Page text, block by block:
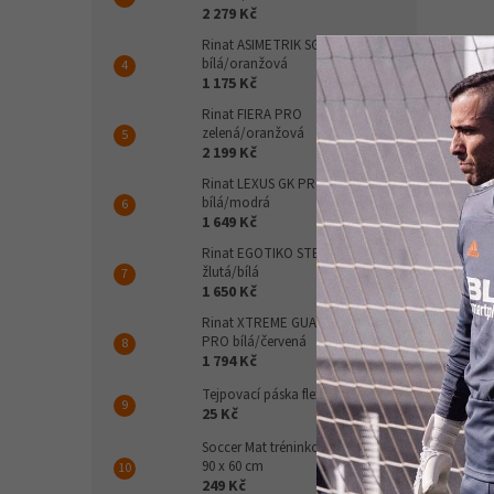
2 279 Kč
Rinat ASIMETRIK SGR
bílá/oranžová
1 175 Kč
Rinat FIERA PRO
zelená/oranžová
2 199 Kč
Rinat LEXUS GK PRO
bílá/modrá
1 649 Kč
Rinat EGOTIKO STELLAR PRO
žlutá/bílá
1 650 Kč
Rinat XTREME GUARD ZHERO
PRO bílá/červená
1 794 Kč
Tejpovací páska flexibilní
25 Kč
Soccer Mat tréninková podložka
90 x 60 cm
249 Kč
5cm
210
Žlutá
Tato